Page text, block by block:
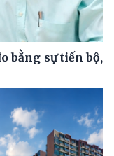
bằng sự tiến bộ,